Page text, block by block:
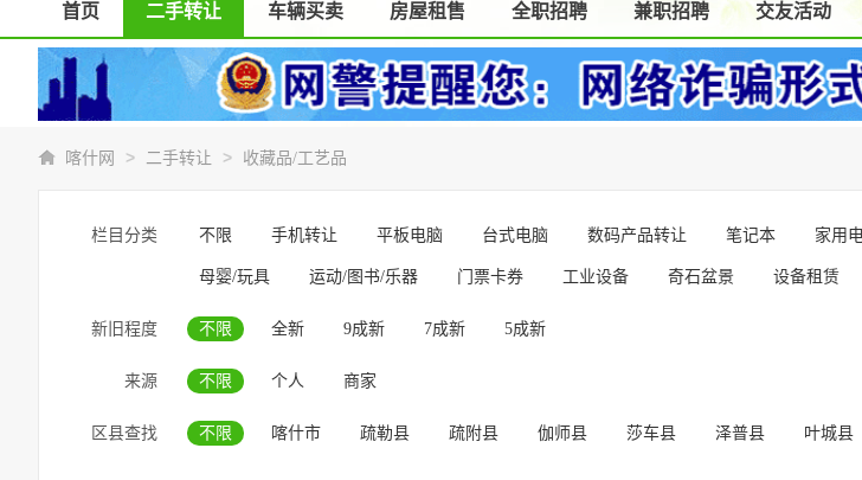
首页 二手转让 车辆买卖 房屋租售 全职招聘 兼职招聘 交友活动
喀什网 > 二手转让 > 收藏品/工艺品
栏目分类 不限 手机转让 平板电脑 台式电脑 数码产品转让 笔记本 家用
母婴/玩具 运动/图书/乐器 门票卡券 工业设备 奇石盆景 设备租赁
新旧程度 不限 全新 9成新 7成新 5成新
来源 不限 个人 商家
区县查找 不限 喀什市 疏勒县 疏附县 伽师县 莎车县 泽普县 叶城县